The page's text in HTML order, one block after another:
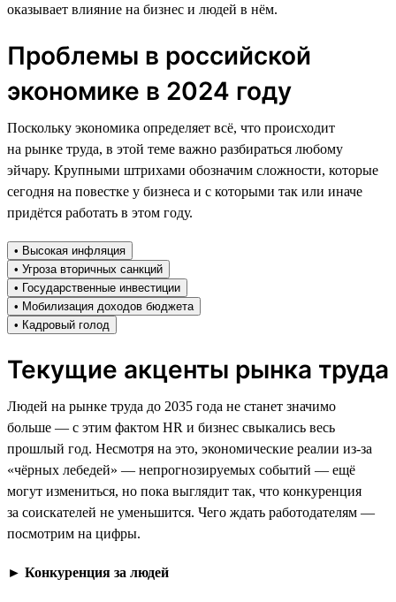
оказывает влияние на бизнес и людей в нём.
Проблемы в российской
экономике в 2024 году
Поскольку экономика определяет всё, что происходит
на рынке труда, в этой теме важно разбираться любому
эйчару. Крупными штрихами обозначим сложности, которые
сегодня на повестке у бизнеса и с которыми так или иначе
придётся работать в этом году.
• Высокая инфляция
• Угроза вторичных санкций
• Государственные инвестиции
• Мобилизация доходов бюджета
• Кадровый голод
Текущие акценты рынка труда
Людей на рынке труда до 2035 года не станет значимо
больше — с этим фактом HR и бизнес свыкались весь
прошлый год. Несмотря на это, экономические реалии из-за
«чёрных лебедей» — непрогнозируемых событий — ещё
могут измениться, но пока выглядит так, что конкуренция
за соискателей не уменьшится. Чего ждать работодателям —
посмотрим на цифры.
► Конкуренция за людей